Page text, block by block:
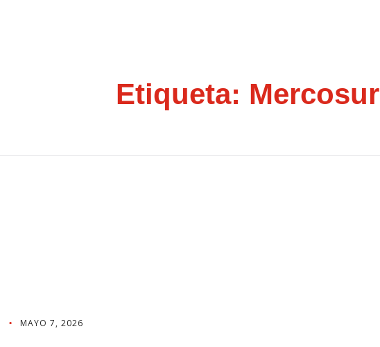
Etiqueta: Mercosur
MAYO 7, 2026